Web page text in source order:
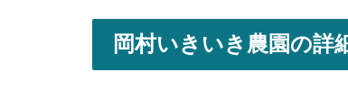
岡村いきいき農園の詳